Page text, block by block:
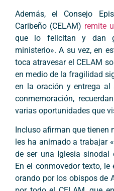
Además, el Consejo
Caribeño (CELAM) remite
que lo felicitan y dan
ministerio». A su vez, en
toca atravesar el CELAM
en medio de la fragilidad
en la oración y entrega al
conmemoración,
varias oportunidades que
Incluso afirman que tienen
les ha animado a trabajar
de ser una Iglesia sinodal
En el conmovedor texto,
orando por los obispos de